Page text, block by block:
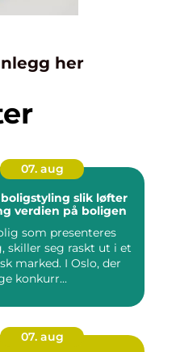
her
07. aug
slik løfter
verdien på boligen
som presenteres
skiller seg raskt ut i et
marked. I Oslo, der
konkurr...
07. aug